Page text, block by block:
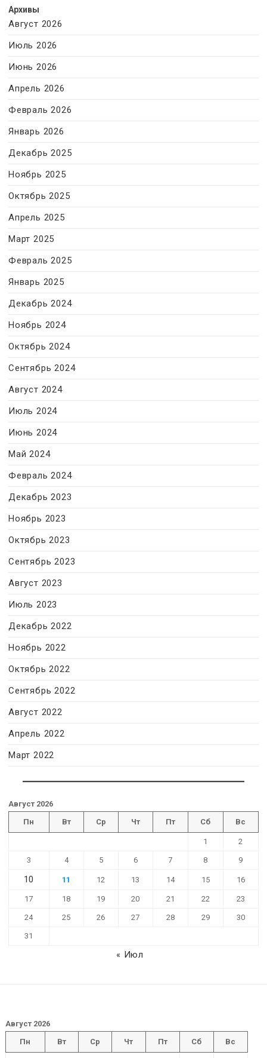
Архивы
Август 2026
Июль 2026
Июнь 2026
Апрель 2026
Февраль 2026
Январь 2026
Декабрь 2025
Ноябрь 2025
Октябрь 2025
Апрель 2025
Март 2025
Февраль 2025
Январь 2025
Декабрь 2024
Ноябрь 2024
Октябрь 2024
Сентябрь 2024
Август 2024
Июль 2024
Июнь 2024
Май 2024
Февраль 2024
Декабрь 2023
Ноябрь 2023
Октябрь 2023
Сентябрь 2023
Август 2023
Июль 2023
Декабрь 2022
Ноябрь 2022
Октябрь 2022
Сентябрь 2022
Август 2022
Апрель 2022
Март 2022
Август 2026
Пн
Вт Ср Чт Пт Сб Вс
1 2
3 4 5 6 7 8 9
10 11 12 13 14 15 16
17 18 19 20 21 22 23
24 25 26 27 28 29 30
31
« Июл
Август 2026
Пн
Вт Ср Чт Пт Сб Вс